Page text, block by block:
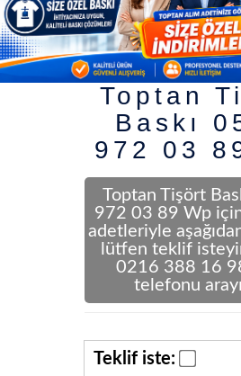
Toptan
Baskı
972 03
Toptan Tişört
972 03 89 Wp
adetleriyle
lütfen teklif
0216 388 16
telefonu
Teklif iste: